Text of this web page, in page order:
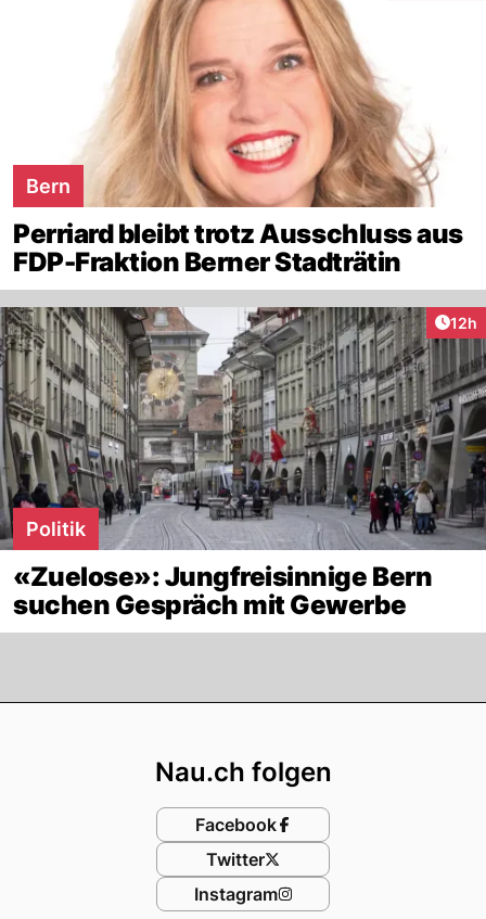
Bern
Perriard bleibt trotz Ausschluss aus
FDP-Fraktion Berner Stadträtin
12h
Politik
«Zuelose»: Jungfreisinnige Bern
suchen Gespräch mit Gewerbe
Nau.ch folgen
Facebook
Twitter
Instagram